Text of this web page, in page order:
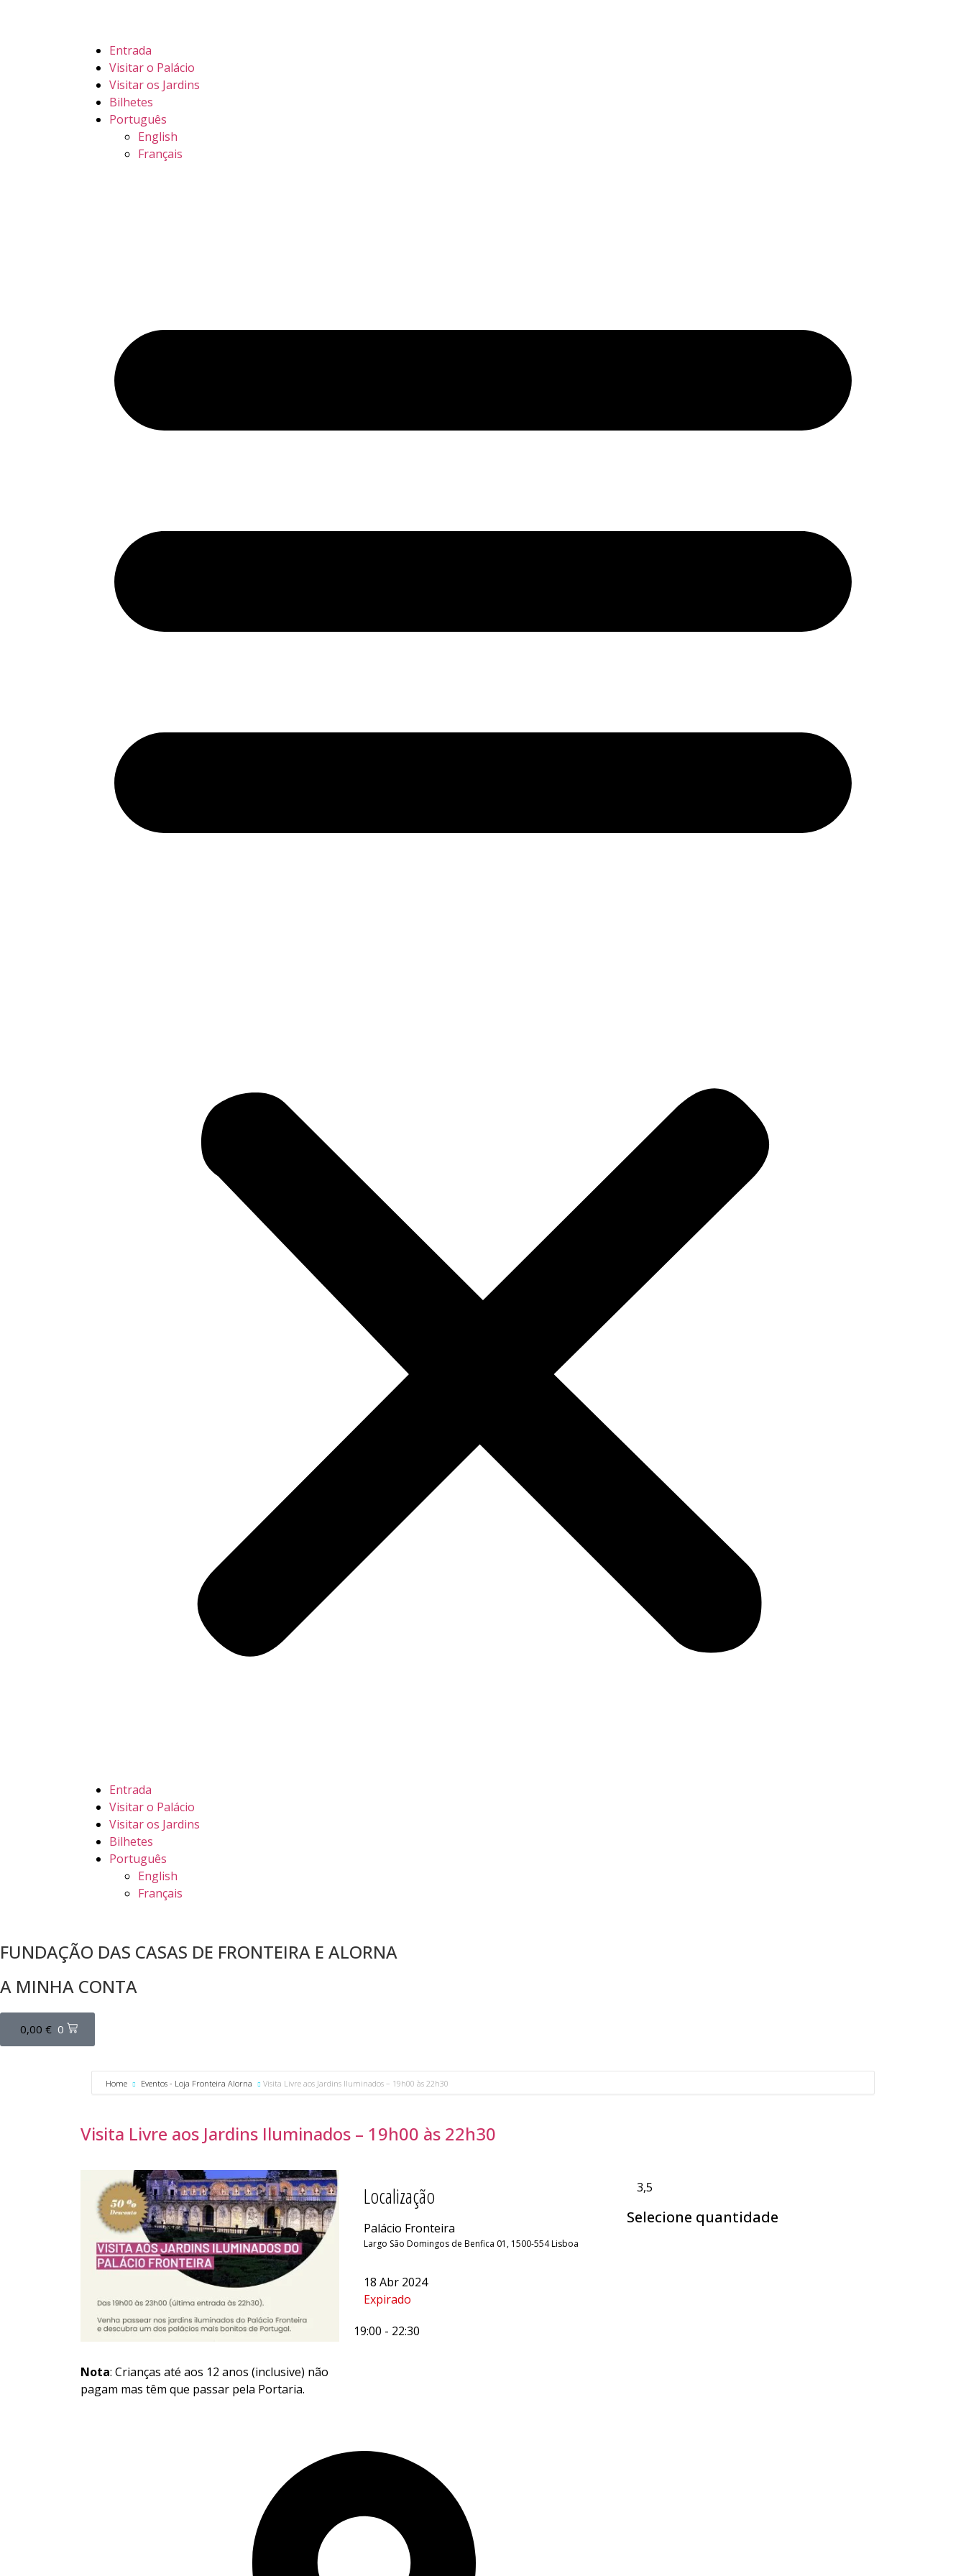
Entrada
Visitar o Palácio
Visitar os Jardins
Bilhetes
Português
English
Français
Entrada
Visitar o Palácio
Visitar os Jardins
Bilhetes
Português
English
Français
FUNDAÇÃO DAS CASAS DE FRONTEIRA E ALORNA
A MINHA CONTA
0,00 € 0
Home Eventos - Loja Fronteira Alorna Visita Livre aos Jardins Iluminados – 19h00 às 22h30
Visita Livre aos Jardins Iluminados – 19h00 às 22h30
Nota: Crianças até aos 12 anos (inclusive) não
pagam mas têm que passar pela Portaria.
Localização
Palácio Fronteira
Largo São Domingos de Benfica 01, 1500-554 Lisboa
18 Abr 2024
Expirado
19:00 - 22:30
3,5
Selecione quantidade